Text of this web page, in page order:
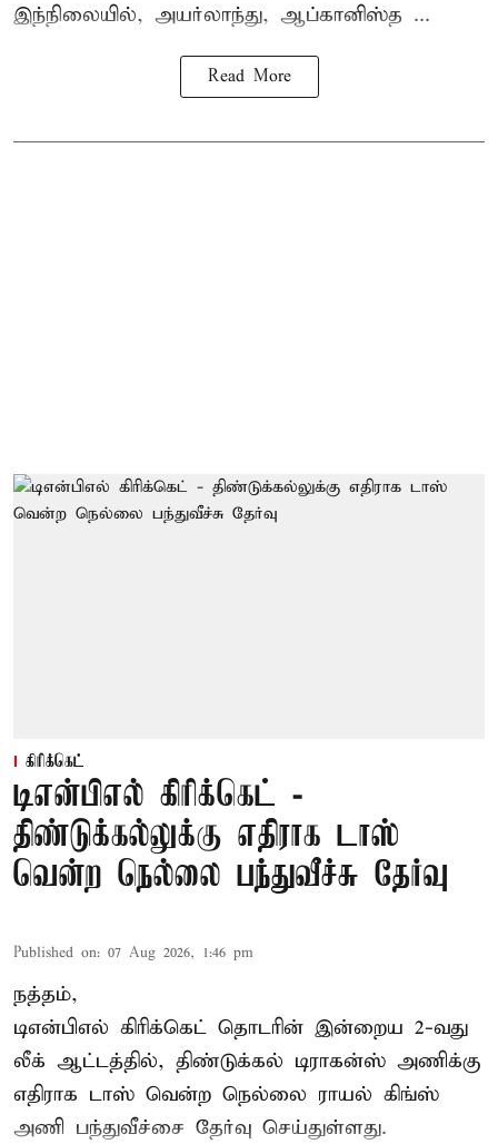
இந்நிலையில், அயர்லாந்து, ஆப்கானிஸ்த ...
Read More
கிரிக்கெட்
டிஎன்பிஎல் கிரிக்கெட் -
திண்டுக்கல்லுக்கு எதிராக டாஸ்
வென்ற நெல்லை பந்துவீச்சு தேர்வு
Published on: 07 Aug 2026, 1:46 pm
நத்தம்,
டிஎன்பிஎல் கிரிக்கெட் தொடரின் இன்றைய 2-வது
லீக் ஆட்டத்தில், திண்டுக்கல் டிராகன்ஸ் அணிக்கு
எதிராக டாஸ் வென்ற நெல்லை ராயல் கிங்ஸ்
அணி பந்துவீச்சை தேர்வு செய்துள்ளது.